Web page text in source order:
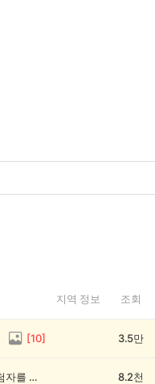
지역 정보 조회
[10] 3.5만
💰[당첨자 발표] 26회차 우리 동네 정보왕 이벤트 당첨자를 발표합니다! 8.2천